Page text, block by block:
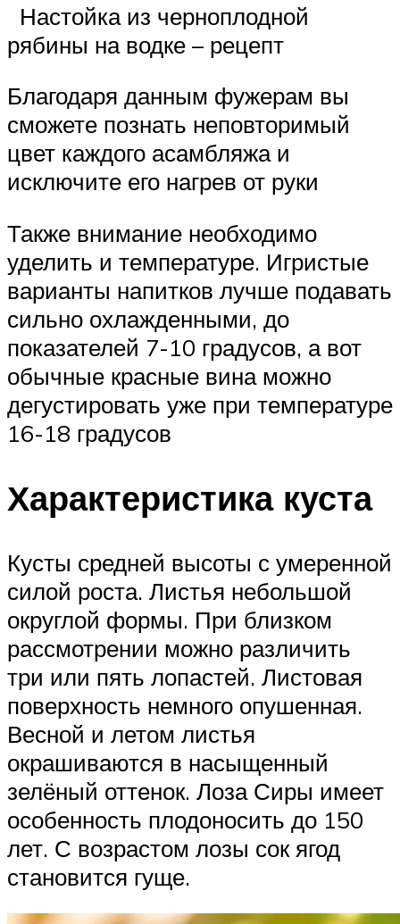
Настойка из черноплодной
рябины на водке – рецепт
Благодаря данным фужерам вы
сможете познать неповторимый
цвет каждого асамбляжа и
исключите его нагрев от руки
Также внимание необходимо
уделить и температуре. Игристые
варианты напитков лучше подавать
сильно охлажденными, до
показателей 7-10 градусов, а вот
обычные красные вина можно
дегустировать уже при температуре
16-18 градусов
Характеристика куста
Кусты средней высоты с умеренной
силой роста. Листья небольшой
округлой формы. При близком
рассмотрении можно различить
три или пять лопастей. Листовая
поверхность немного опушенная.
Весной и летом листья
окрашиваются в насыщенный
зелёный оттенок. Лоза Сиры имеет
особенность плодоносить до 150
лет. С возрастом лозы сок ягод
становится гуще.